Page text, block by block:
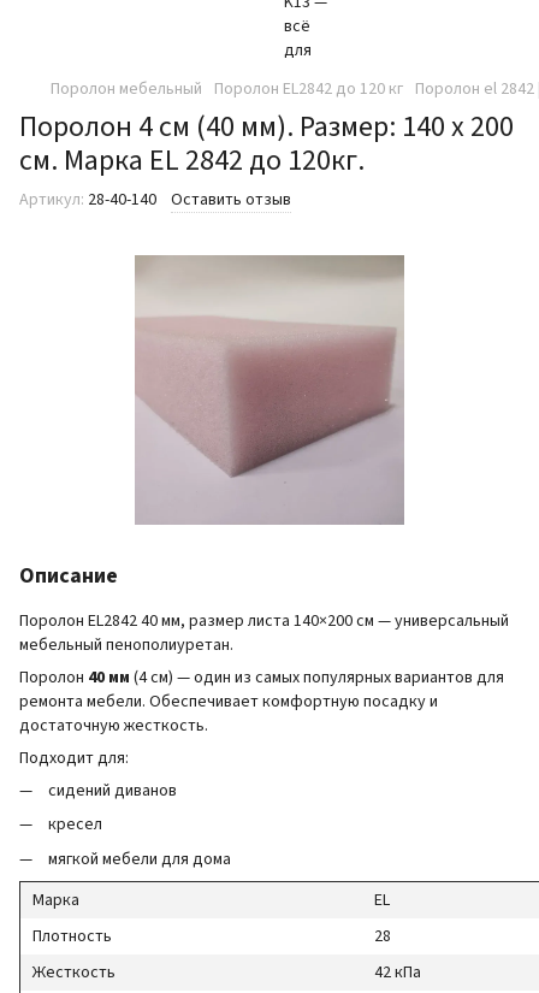
Поролон мебельный Поролон EL2842 до 120 кг Поролон el
Поролон 4 см (40 мм). Размер: 140 х 200
см. Марка EL 2842 до 120кг.
Артикул: 28-40-140 Оставить отзыв
Описание
Поролон EL2842 40 мм, размер листа 140×200 см — универсальный
мебельный пенополиуретан.
Поролон 40 мм (4 см) — один из самых популярных вариантов для
ремонта мебели. Обеспечивает комфортную посадку и
достаточную жесткость.
Подходит для:
сидений диванов
кресел
мягкой мебели для дома
Марка
EL
Плотность
28
Жесткость
42 кПа